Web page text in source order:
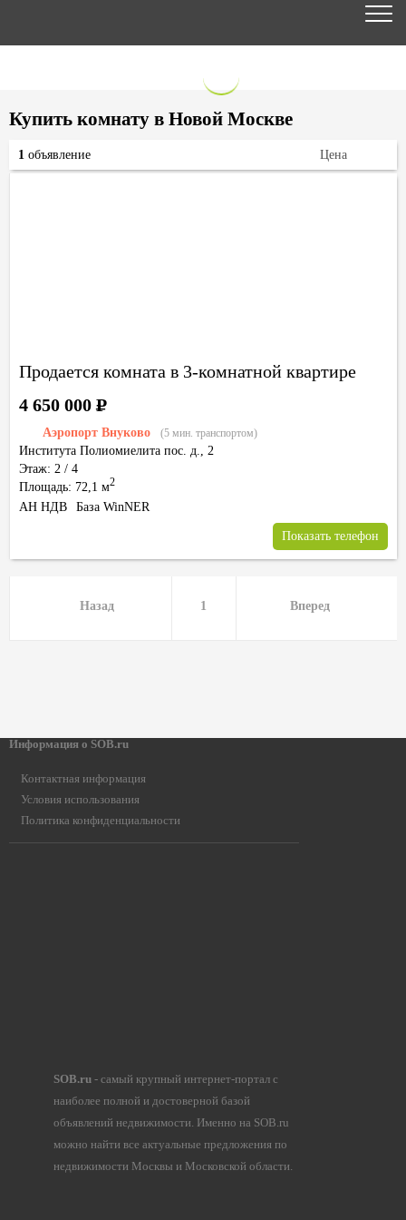
Купить комнату в Новой Москве
Продается комната в 3-комнатной квартире
Аэропорт Внуково (5 мин. транспортом)
Института Полиомиелита пос. д., 2
Этаж: 2 / 4
Площадь: 72,1 м2
4 650 000Р
АН НДВ База WinNER
Показать телефон
1 объявление Цена
Назад 1 Вперед
Информация о SOB.ru
Контактная информация
Условия использования
Политика конфиденциальности
SOB.ru- самый крупный интернет-портал с
наиболее полной и достоверной базой
объявлений недвижимости. Именно на SOB.ru
можно найти все актуальные предложения по
недвижимости Москвы и Московской области.